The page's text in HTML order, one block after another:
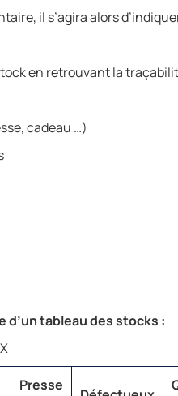
il s’agira alors
en retrouvant la
cadeau …)
d’un tableau des stocks :
Presse